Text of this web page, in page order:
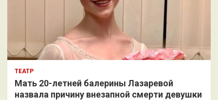
ТЕАТР
Мать 20-летней балерины Лазаревой
назвала причину внезапной смерти девушки